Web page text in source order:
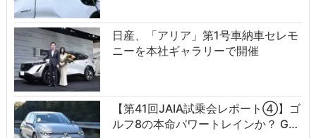
日産、「アリア」第1号車納車セレモ
ニーを本社ギャラリーで開催
【第41回JAIA試乗会レポート④】ゴ
ルフ8の本命パワートレインか？ G…